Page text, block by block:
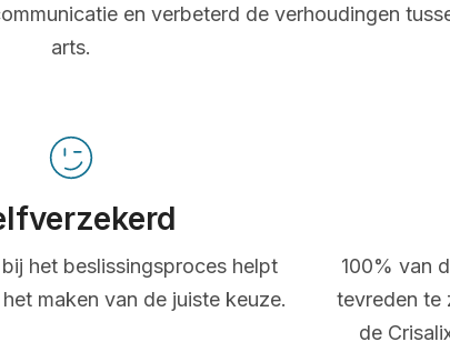
en verbeterd de verhoudingen
arts.
het beslissingsproces helpt
maken van de juiste keuze.
100% van
tevreden te
de